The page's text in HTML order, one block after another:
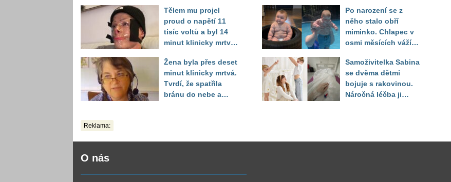
proměnila k
nepoznání
Tělem mu projel
proud o napětí 11
tisíc voltů a byl 14
minut klinicky mrtvý.
mladík nejkrutější
daň
Žena byla přes deset
minut klinicky mrtvá.
Tvrdí, že spatřila
bránu do nebe a
podepsal, lavička je
ale stále na stejném
místě
Po narození se z
něho stalo obří
miminko. Chlapec v
osmi měsících váží
Samoživitelka Sabina
se dvěma dětmi
bojuje s rakovinou.
Náročná léčba ji
Reklama:
O nás